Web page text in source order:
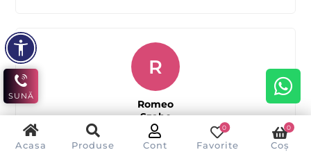
Acasa Produse Cont Favorite
0
Coș
0
R
Romeo
Szabo
SUNĂ